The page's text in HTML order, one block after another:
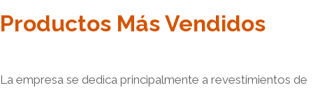
Productos Más Vendidos
La empresa se dedica principalmente a revestimientos de